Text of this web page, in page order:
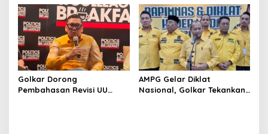
Pemilu 2029
Ngabalin Belajar Hilirisasi
Hingga Industrialisasi dari
China
Golkar Dorong
Pembahasan Revisi UU
AMPG Gelar Diklat
Nasional, Golkar Tekankan